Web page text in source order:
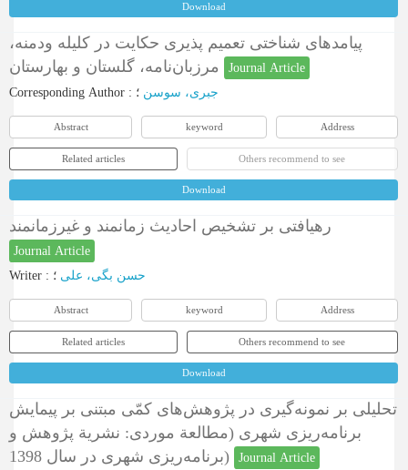
Download
پیامدهای شناختی تعمیم پذیری حکایت در کلیله ودمنه،
Journal Article
Corresponding Author : جبری، سوسن ؛
Abstract keyword Address
Related articles Others recommend to see
Download
رهیافتی بر تشخیص احادیث زمانمند و غیرزمانمند
Journal Article
Writer : حسن بگی، علی ؛
Abstract keyword Address
Related articles Others recommend to see
Download
تحلیلی بر نمونه‌گیری در پژوهش‌های کمّی مبتنی بر پیمایش
برنامه‌ریزی شهری (مطالعة موردی: نشریة پژوهش و
برنامه‌ریزی شهری در سال 1398)
Journal Article